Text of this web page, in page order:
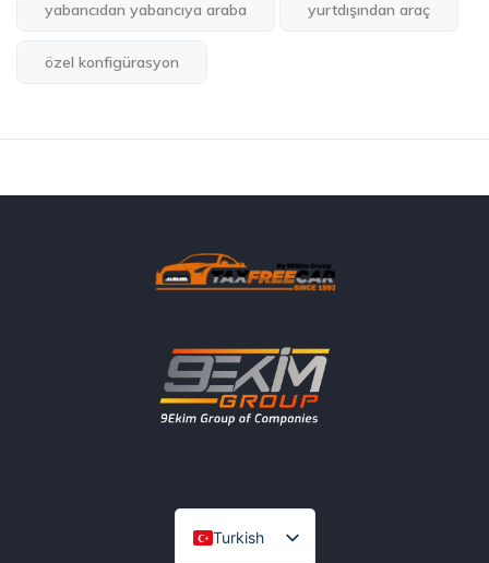
yabancıdan yabancıya araba yurtdışından araç
özel konfigürasyon
Turkish